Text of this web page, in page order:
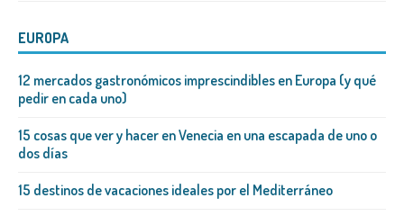
EUROPA
12 mercados gastronómicos imprescindibles en Europa (y qué
pedir en cada uno)
15 cosas que ver y hacer en Venecia en una escapada de uno o
dos días
15 destinos de vacaciones ideales por el Mediterráneo